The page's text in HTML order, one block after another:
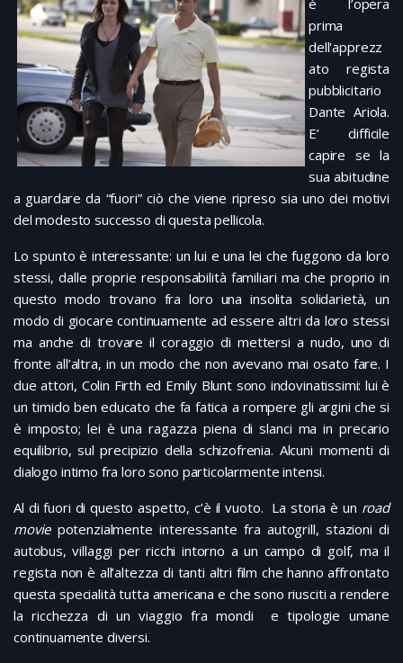
è l’opera
prima
dell'apprezz
ato regista
pubblicitario
Dante Ariola.
E’ difficile
capire se la
sua abitudine
a guardare da “fuori” ciò che viene ripreso sia uno dei motivi
del modesto successo di questa pellicola.
Lo spunto è interessante: un lui e una lei che fuggono da loro
stessi, dalle proprie responsabilità familiari ma che proprio in
questo modo trovano fra loro una insolita solidarietà, un
modo di giocare continuamente ad essere altri da loro stessi
ma anche di trovare il coraggio di mettersi a nudo, uno di
fronte all’altra, in un modo che non avevano mai osato fare. I
due attori, Colin Firth ed Emily Blunt sono indovinatissimi: lui è
un timido ben educato che fa fatica a rompere gli argini che si
è imposto; lei è una ragazza piena di slanci ma in precario
equilibrio, sul precipizio della schizofrenia. Alcuni momenti di
dialogo intimo fra loro sono particolarmente intensi.
Al di fuori di questo aspetto, c’è il vuoto. La storia è un road
moviepotenzialmente interessante fra autogrill, stazioni di
autobus, villaggi per ricchi intorno a un campo di golf, ma il
regista non è all’altezza di tanti altri film che hanno affrontato
questa specialità tutta americana e che sono riusciti a rendere
la ricchezza di un viaggio fra mondi e tipologie umane
continuamente diversi.